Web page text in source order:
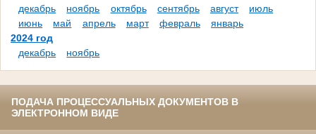
декабрь ноябрь октябрь сентябрь август
июль
июнь
май апрель март февраль
январь
2024 год
декабрь
ноябрь
ПОДАЧА ПРОЦЕССУАЛЬНЫХ ДОКУМЕНТОВ В
ЭЛЕКТРОННОМ ВИДЕ